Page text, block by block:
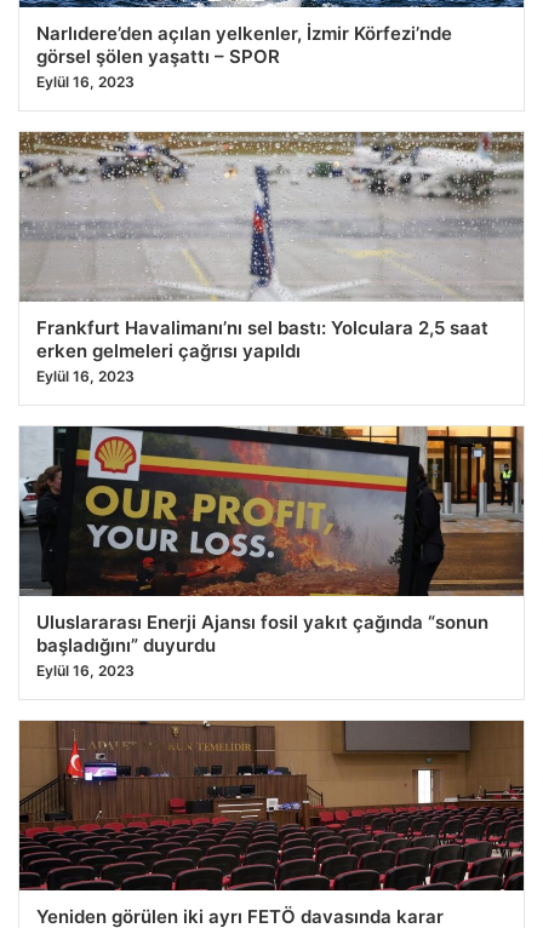
Narlıdere’den açılan yelkenler, İzmir Körfezi’nde
görsel şölen yaşattı – SPOR
Eylül 16, 2023
Frankfurt Havalimanı’nı sel bastı: Yolculara 2,5 saat
erken gelmeleri çağrısı yapıldı
Eylül 16, 2023
Uluslararası Enerji Ajansı fosil yakıt çağında “sonun
başladığını” duyurdu
Eylül 16, 2023
Yeniden görülen iki ayrı FETÖ davasında karar